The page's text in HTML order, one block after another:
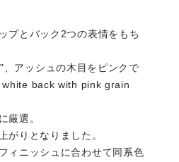
プとバック2つの表情をもち
アッシュの木目をピンクで
white back with pink grain
厳選。
がりとなりました。
ィニッシュに合わせて同系色